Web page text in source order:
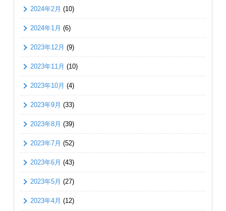
2024年2月 (10)
2024年1月 (6)
2023年12月 (9)
2023年11月 (10)
2023年10月 (4)
2023年9月 (33)
2023年8月 (39)
2023年7月 (52)
2023年6月 (43)
2023年5月 (27)
2023年4月 (12)